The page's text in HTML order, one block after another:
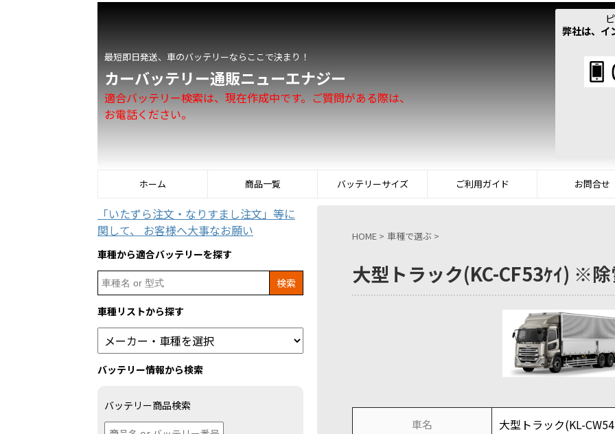
最短即日発送、車のバッテリーならここで決まり！
カーバッテリー通販ニューエナジー
適合バッテリー検索は、現在作成中です。ご質問がある際は、
お電話ください。
弊社は、イ
ホーム 商品一覧 バッテリーサイズ ご利用ガイド お問合せ
HOME > 車種で選ぶ >
大型トラック(KC-CF53ｹｲ) ※
車名 大型トラック(KL-
「いたずら注文・なりすまし注文」等に
関して、 お客様へ大事なお願い
車種から適合バッテリーを探す
Search
for:
車種リストから探す
バッテリー情報から検索
バッテリー商品検索